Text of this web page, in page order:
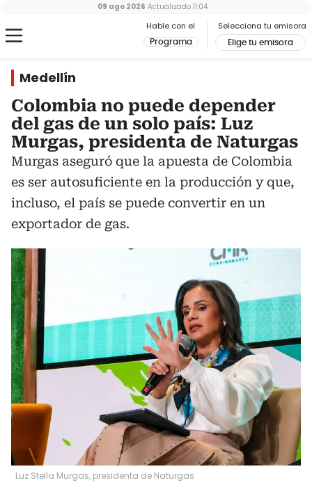
Hable con el
Programa
Selecciona tu emisora
Elige tu emisora
09 ago 2026 Actualizado 11:04
Medellín
Colombia no puede depender
del gas de un solo país: Luz
Murgas, presidenta de Naturgas
Murgas aseguró que la apuesta de Colombia
es ser autosuficiente en la producción y que,
incluso, el país se puede convertir en un
exportador de gas.
Luz Stella Murgas, presidenta de Naturgas